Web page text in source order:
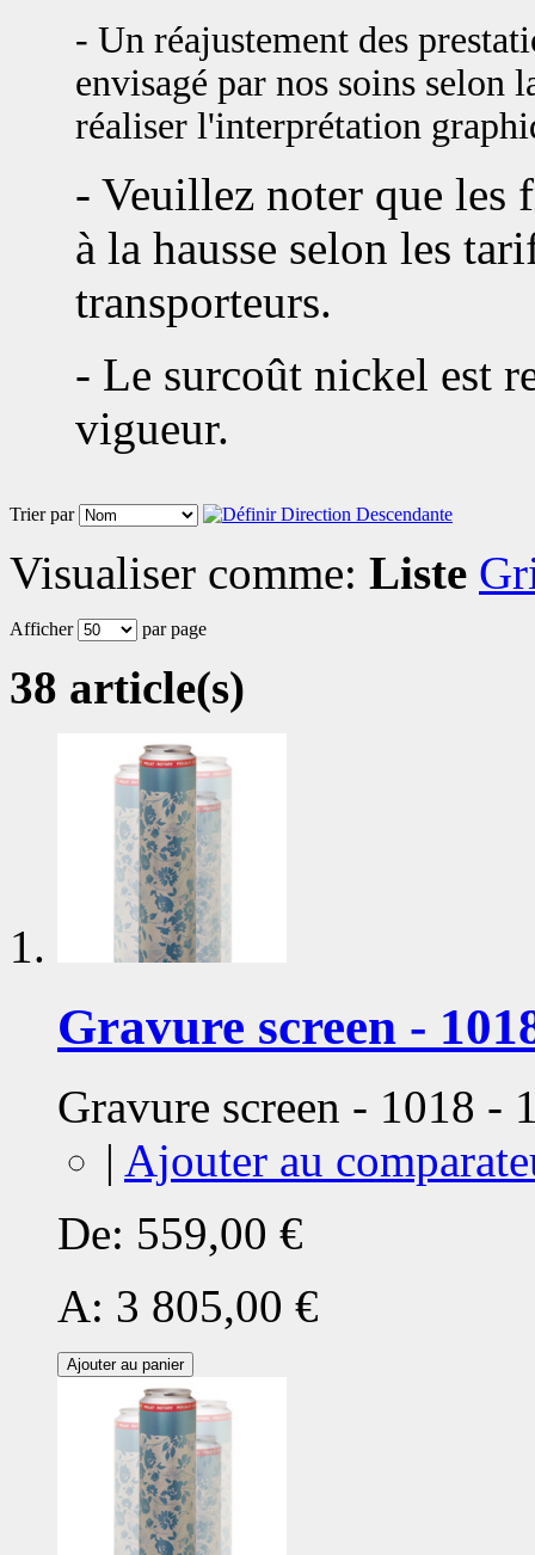
- Un réajustement des
envisagé par nos soins
réaliser l'interprétation
- Veuillez noter que les
à la hausse selon les
transporteurs.
- Le surcoût nickel est
vigueur.
Trier par
Visualiser comme: Liste
Afficher par page
38 article(s)
Gravure screen -
Gravure screen - 1018 -
| Ajouter au
De: 559,00 €
A: 3 805,00 €
Ajouter au panier